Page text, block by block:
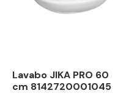
Lavabo JIKA PRO 60
cm 8142720001045